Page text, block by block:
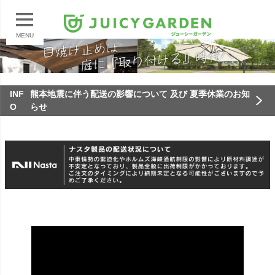
MENU
INF
O
熊本地震に伴う配送の影響について 及び 夏季休業のお知
らせ